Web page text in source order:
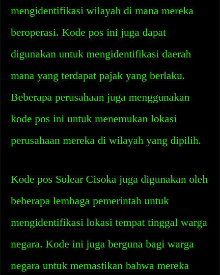
mengidentifikasi wilayah di mana mereka
beroperasi. Kode pos ini juga dapat
digunakan untuk mengidentifikasi daerah
mana yang terdapat pajak yang berlaku.
Beberapa perusahaan juga menggunakan
kode pos ini untuk menemukan lokasi
perusahaan mereka di wilayah yang dipilih.
Kode pos Solear Cisoka juga digunakan oleh
beberapa lembaga pemerintah untuk
mengidentifikasi lokasi tempat tinggal warga
negara. Kode ini juga berguna bagi warga
negara untuk memastikan bahwa mereka